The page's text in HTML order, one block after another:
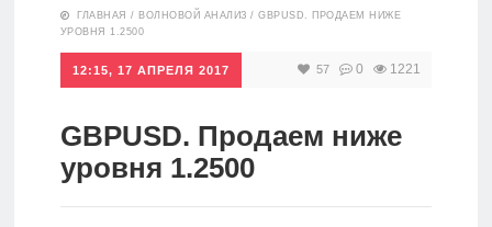
СделаноАналитика
Инвестиции
Дивиденды
ГЛАВНАЯ / ВОЛНОВОЙ АНАЛИЗ /GBPUSD. ПРОДАЕМ НИЖЕ
УРОВНЯ 1.2500
12:15, 17 АПРЕЛЯ 2017 57 0 1221
GBPUSD. Продаем ниже
уровня 1.2500